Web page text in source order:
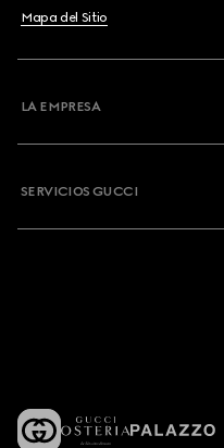
Mapa del Sitio
LA EMPRESA
SERVICIOS GUCCI